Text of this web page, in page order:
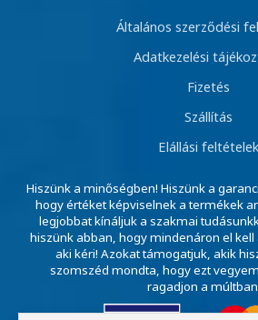
Általános szerződési
Adatkezelési
Fizetés
Szállítás
Elállási feltételek
Hiszünk a minőségben! Hiszünk a
hogy értéket képviselnek a termékek
legjobbat kínáljuk a szakmai
hiszünk abban, hogy mindenáron el kell
aki kéri! Azokat támogatjuk, akik
szomszéd mondta, hogy ezt
ragadjon a